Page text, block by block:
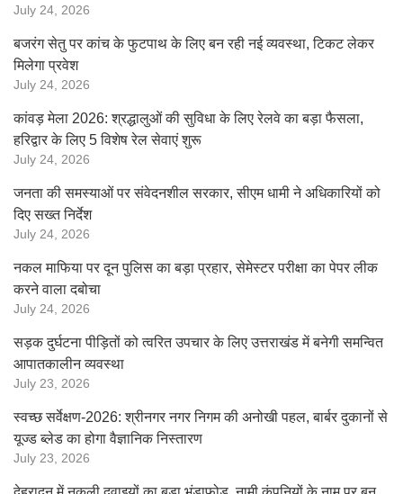
July 24, 2026
बजरंग सेतु पर कांच के फुटपाथ के लिए बन रही नई व्यवस्था, टिकट लेकर
मिलेगा प्रवेश
July 24, 2026
कांवड़ मेला 2026: श्रद्धालुओं की सुविधा के लिए रेलवे का बड़ा फैसला,
हरिद्वार के लिए 5 विशेष रेल सेवाएं शुरू
July 24, 2026
जनता की समस्याओं पर संवेदनशील सरकार, सीएम धामी ने अधिकारियों को
दिए सख्त निर्देश
July 24, 2026
नकल माफिया पर दून पुलिस का बड़ा प्रहार, सेमेस्टर परीक्षा का पेपर लीक
करने वाला दबोचा
July 24, 2026
सड़क दुर्घटना पीड़ितों को त्वरित उपचार के लिए उत्तराखंड में बनेगी समन्वित
आपातकालीन व्यवस्था
July 23, 2026
स्वच्छ सर्वेक्षण-2026: श्रीनगर नगर निगम की अनोखी पहल, बार्बर दुकानों से
यूज्ड ब्लेड का होगा वैज्ञानिक निस्तारण
July 23, 2026